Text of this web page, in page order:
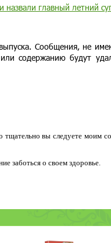
назвали главный летний
Сообщения, не
содержанию будут
тщательно вы следуете моим
заботься о своем здоровье.